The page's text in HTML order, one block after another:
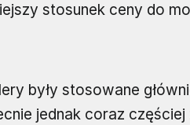
stosunek ceny do
były stosowane
jednak coraz